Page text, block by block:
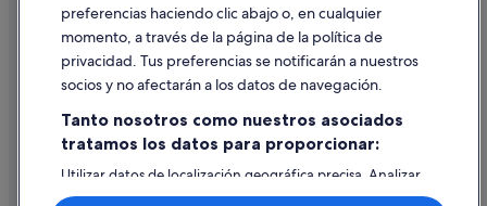
Hoteles con bar en Costa Adeje
Hoteles en la playa en Costa Adeje
Hoteles LGTBQIA en Costa Adeje
Hoteles que aceptan mascotas en Costa Adeje
Cancelar un vuelo
Cancelar una reserva de hotel o de un alquiler vacacional
Utilizar un cupón de Expedia
Documentos para viajes internacionales
preferencias haciendo clic abajo o, en cualquier
momento, a través de la página de la política de
privacidad. Tus preferencias se notificarán a nuestros
socios y no afectarán a los datos de navegación.
Tanto nosotros como nuestros asociados
tratamos los datos para proporcionar:
Utilizar datos de localización geográfica precisa. Analizar
activamente las características del dispositivo para su